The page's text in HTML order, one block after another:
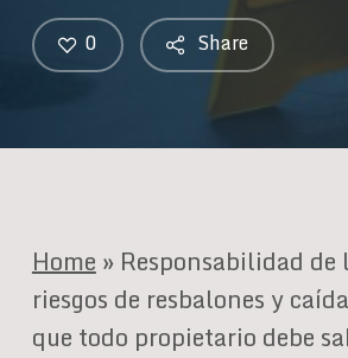
Share
0
Home» Responsabilidad de
riesgos de resbalones y
que todo propietario debe